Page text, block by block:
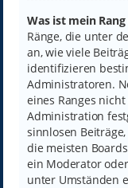
Was ist mein
Ränge, die unter
an, wie viele
identifizieren
Administratoren.
eines Ranges
Administration
sinnlosen
die meisten
ein Moderator
unter Umständen